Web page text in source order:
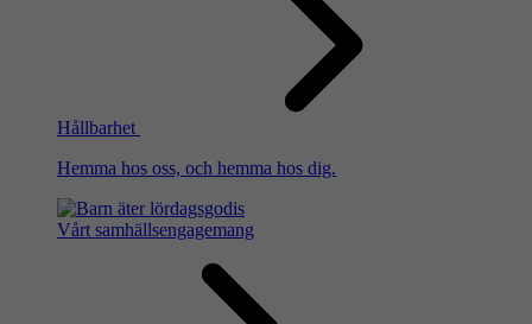
Hållbarhet
Hemma hos oss, och hemma hos dig.
Vårt samhällsengagemang